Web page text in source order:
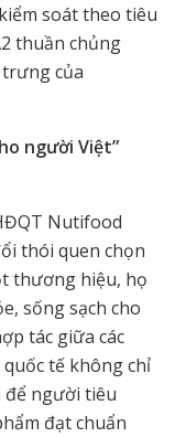
soát theo tiêu
thuần chủng
của
người Việt”
Nutifood
thói quen chọn
thương hiệu, họ
sống sạch cho
tác giữa các
tế không chỉ
để người tiêu
đạt chuẩn